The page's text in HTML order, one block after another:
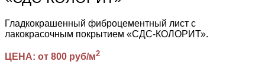
Гладкокрашенный фиброцементный лист с
лакокрасочным покрытием «СДС-КОЛОРИТ».
ЦЕНА: от 800 руб/м2